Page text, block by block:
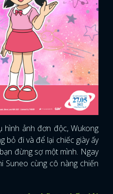
hình ảnh đơn độc, Wukong
bỏ đi và để lại chiếc giày ấy
đừng sợ một mình. Ngay
Suneo cùng cô nàng chiến